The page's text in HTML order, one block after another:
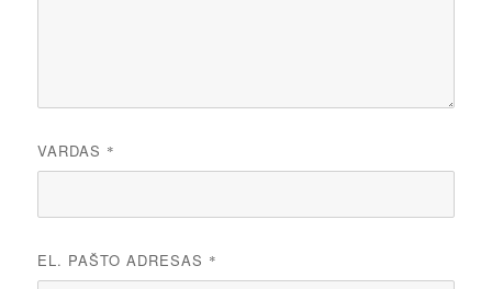
VARDAS *
EL. PAŠTO ADRESAS *